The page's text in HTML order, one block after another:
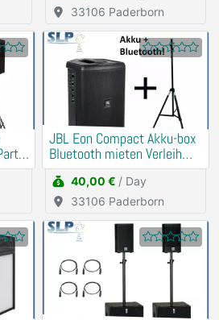
33106 Paderborn
JBL Eon Compact Akku-box
Bluetooth mieten Verleih
(Traurede, Demo)
40,00 € / Day
33106 Paderborn